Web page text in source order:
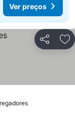
Ver preços
Partilhar